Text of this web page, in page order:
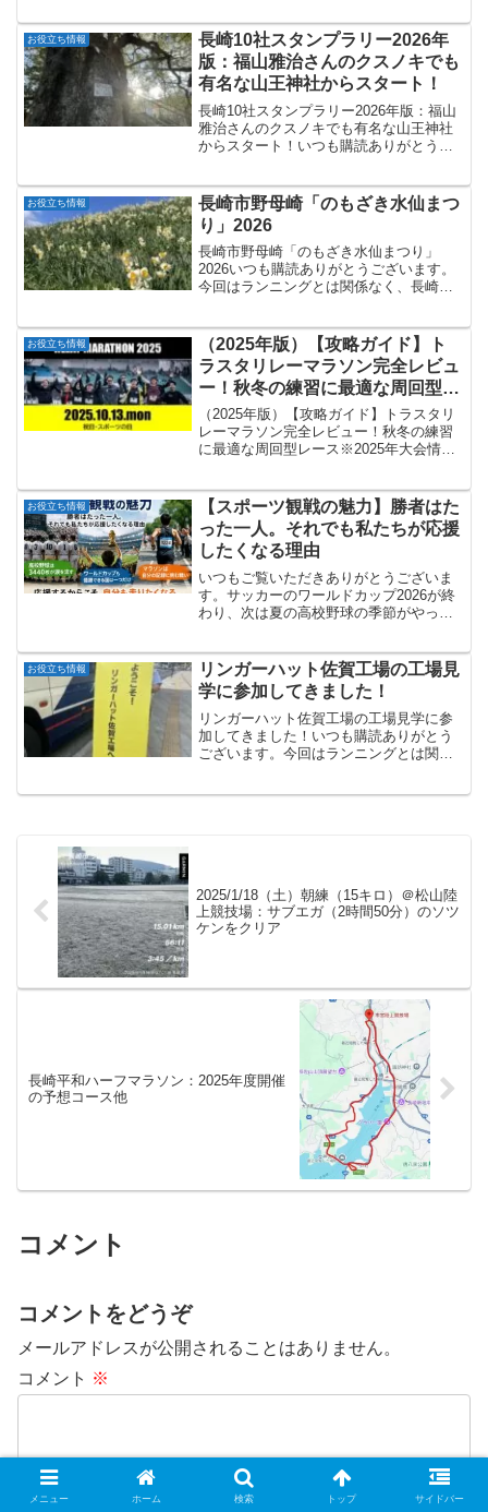
回は駅伝関連の小説を紹介します。どの
小説も選手視点の他の舞...
お役立ち情報
長崎10社スタンプラリー2026年
版：福山雅治さんのクスノキでも
有名な山王神社からスタート！
長崎10社スタンプラリー2026年版：福山
雅治さんのクスノキでも有名な山王神社
からスタート！いつも購読ありがとうご
10社スタンプラリーが始まっていまし
た。↓20...
お役立ち情報
長崎市野母崎「のもざき水仙まつ
り」2026
長崎市野母崎「のもざき水仙まつり」
2026いつも購読ありがとうございます。
今回はランニングとは関係なく、長崎市
から栽培されており、戦後の食料不足時
代には農地が食糧生...
お役立ち情報
（2025年版）【攻略ガイド】ト
ラスタリレーマラソン完全レビュ
ー！秋冬の練習に最適な周回型レ
ース
（2025年版）【攻略ガイド】トラスタリ
レーマラソン完全レビュー！秋冬の練習
に最適な周回型レース※2025年大会情報
ソンの攻略法です。トラスタリレーマラ
ソンは、日本の長...
お役立ち情報
【スポーツ観戦の魅力】勝者はた
った一人。それでも私たちが応援
したくなる理由
いつもご覧いただきありがとうございま
す。サッカーのワールドカップ2026が終
わり、次は夏の高校野球の季節がやって
ています。野球もサッカーもマラソン
も、それぞれ違った面白...
お役立ち情報
リンガーハット佐賀工場の工場見
学に参加してきました！
リンガーハット佐賀工場の工場見学に参
加してきました！いつも購読ありがとう
ございます。今回はランニングとは関係
2025/1/18（土）朝練（15キロ）＠松山陸
上競技場：サブエガ（2時間50分）のソツ
ケンをクリア
長崎平和ハーフマラソン：2025年度開催
の予想コース他
コメント
コメントをどうぞ
メールアドレスが公開されることはありません。
コメント ※
メニュー ホーム 検索 トップ サイドバー